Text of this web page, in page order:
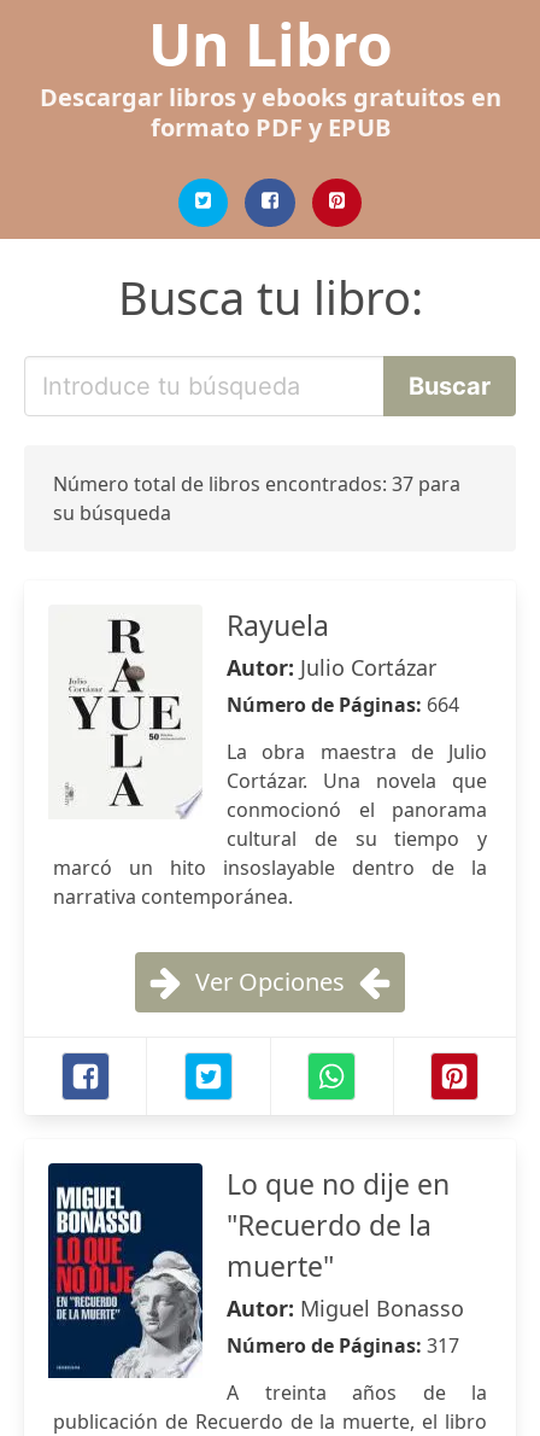
Un Libro
Descargar libros y ebooks gratuitos en
formato PDF y EPUB
Busca tu libro:
Número total de libros encontrados: 37 para
su búsqueda
Rayuela
Autor: Julio Cortázar
Número de Páginas: 664
La obra maestra de Julio
Cortázar. Una novela que
conmocionó el panorama
cultural de su tiempo y
marcó un hito insoslayable dentro de la
narrativa contemporánea.
Ver Opciones
Lo que no dije en
"Recuerdo de la
muerte"
Autor: Miguel Bonasso
Número de Páginas: 317
A treinta años de la
publicación de Recuerdo de la muerte, el libro